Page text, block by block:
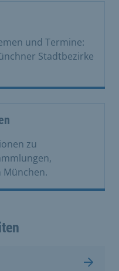
und Termine:
Stadtbezirke
zu
München.